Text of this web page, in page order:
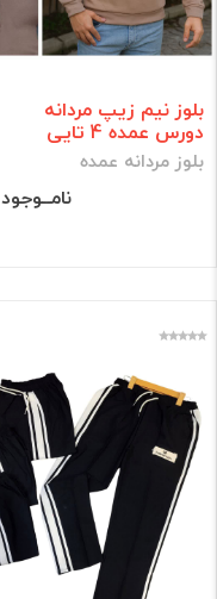
بلوز نیم زیپ مردانه
دورس عمده 4 تایی
بلوز مردانه عمده
نامــوجود